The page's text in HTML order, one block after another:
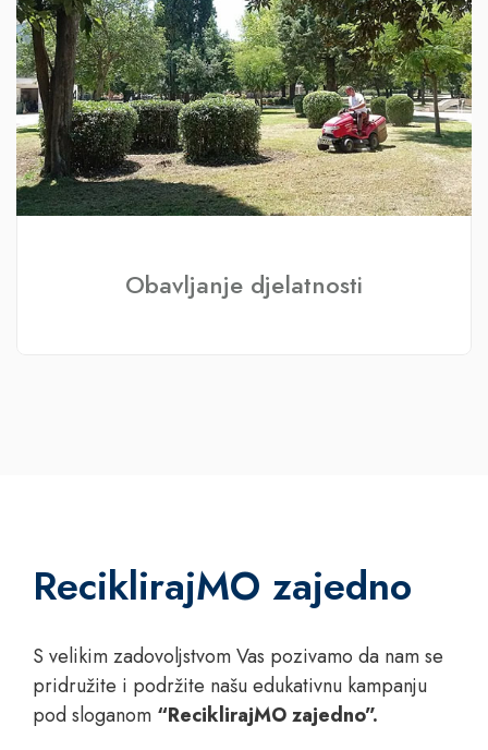
Obavljanje djelatnosti
ReciklirajMO zajedno
S velikim zadovoljstvom Vas pozivamo da nam se
pridružite i podržite našu edukativnu kampanju
pod sloganom “ReciklirajMO zajedno”.